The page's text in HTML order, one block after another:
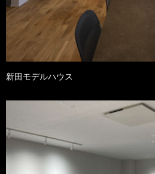
新田モデルハウス